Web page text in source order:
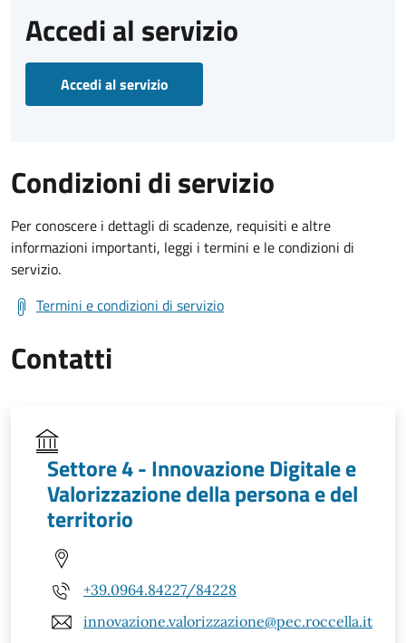
Accedi al servizio
Accedi al servizio
Condizioni di servizio
Per conoscere i dettagli di scadenze, requisiti e altre
informazioni importanti, leggi i termini e le condizioni di
servizio.
Termini e condizioni di servizio
Contatti
Settore 4 - Innovazione Digitale e
Valorizzazione della persona e del
territorio
+39.0964.84227/84228
innovazione.valorizzazione@pec.roccella.it